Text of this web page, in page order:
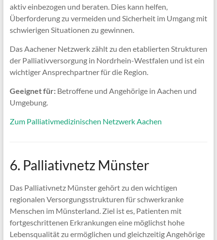
aktiv einbezogen und beraten. Dies kann helfen,
Überforderung zu vermeiden und Sicherheit im Umgang mit
schwierigen Situationen zu gewinnen.
Das Aachener Netzwerk zählt zu den etablierten Strukturen
der Palliativversorgung in Nordrhein-Westfalen und ist ein
wichtiger Ansprechpartner für die Region.
Geeignet für:Betroffene und Angehörige in Aachen und
Umgebung.
Zum Palliativmedizinischen Netzwerk Aachen
6. Palliativnetz Münster
Das Palliativnetz Münster gehört zu den wichtigen
regionalen Versorgungsstrukturen für schwerkranke
Menschen im Münsterland. Ziel ist es, Patienten mit
fortgeschrittenen Erkrankungen eine möglichst hohe
Lebensqualität zu ermöglichen und gleichzeitig Angehörige